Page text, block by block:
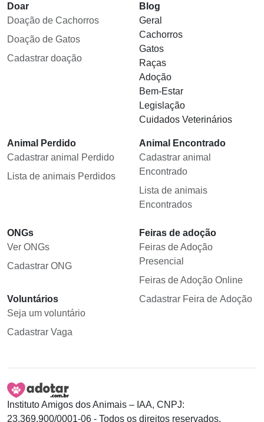
Doar
Doação de Cachorros
Doação de Gatos
Cadastrar doação
Blog
Geral
Cachorros
Gatos
Raças
Adoção
Bem-Estar
Legislação
Cuidados Veterinários
Animal Perdido
Cadastrar animal Perdido
Lista de animais Perdidos
Animal Encontrado
Cadastrar animal
Encontrado
Lista de animais
Encontrados
ONGs
Ver ONGs
Cadastrar ONG
Voluntários
Seja um voluntário
Cadastrar Vaga
Feiras de adoção
Feiras de Adoção
Presencial
Feiras de Adoção Online
Cadastrar Feira de Adoção
Instituto Amigos dos Animais – IAA, CNPJ:
23.369.900/0001-06 - Todos os direitos reservados.